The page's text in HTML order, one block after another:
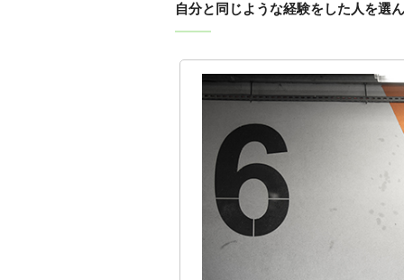
自分と同じような経験をした人を選